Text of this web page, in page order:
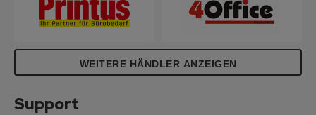
WEITERE HÄNDLER ANZEIGEN
Support